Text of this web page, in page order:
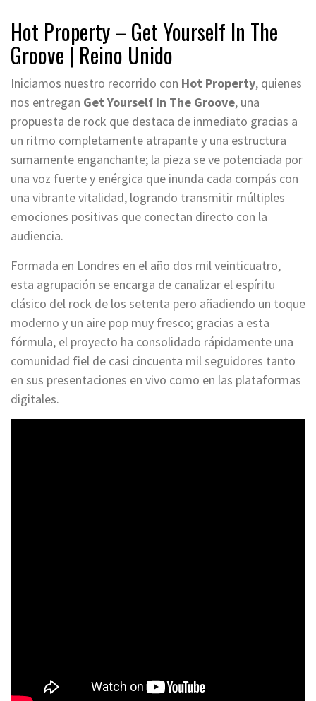
Hot Property – Get Yourself In The
Groove | Reino Unido
Iniciamos nuestro recorrido con Hot Property, quienes
nos entregan Get Yourself In The Groove, una
propuesta de rock que destaca de inmediato gracias a
un ritmo completamente atrapante y una estructura
sumamente enganchante; la pieza se ve potenciada por
una voz fuerte y enérgica que inunda cada compás con
una vibrante vitalidad, logrando transmitir múltiples
emociones positivas que conectan directo con la
audiencia.
Formada en Londres en el año dos mil veinticuatro,
esta agrupación se encarga de canalizar el espíritu
clásico del rock de los setenta pero añadiendo un toque
moderno y un aire pop muy fresco; gracias a esta
fórmula, el proyecto ha consolidado rápidamente una
comunidad fiel de casi cincuenta mil seguidores tanto
en sus presentaciones en vivo como en las plataformas
digitales.